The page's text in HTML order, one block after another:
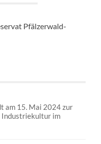
Pfälzerwald-
am 15. Mai 2024 zur
Industriekultur im